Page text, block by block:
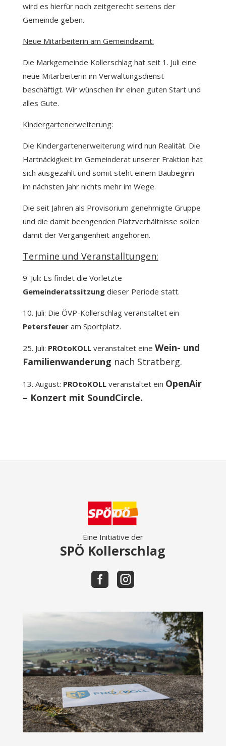
wird es hierfür noch zeitgerecht seitens der
Gemeinde geben.
Neue Mitarbeiterin am Gemeindeamt:
Die Markgemeinde Kollerschlag hat seit 1. Juli eine
neue Mitarbeiterin im Verwaltungsdienst
beschäftigt. Wir wünschen ihr einen guten Start und
alles Gute.
Kindergartenerweiterung:
Die Kindergartenerweiterung wird nun Realität. Die
Hartnäckigkeit im Gemeinderat unserer Fraktion hat
sich ausgezahlt und somit steht einem Baubeginn
im nächsten Jahr nichts mehr im Wege.
Die seit Jahren als Provisorium genehmigte Gruppe
und die damit beengenden Platzverhältnisse sollen
damit der Vergangenheit angehören.
Termine und Veranstalltungen:
9. Juli: Es findet die Vorletzte
Gemeinderatssitzungdieser Periode statt.
10. Juli: Die ÖVP-Kollerschlag veranstaltet ein
Petersfeueram Sportplatz.
25. Juli: PROtoKOLLveranstaltet eine Wein- und
Familienwanderung nach Stratberg.
13. August: PROtoKOLLveranstaltet ein OpenAir
– Konzert mit SoundCircle.
Eine Initiative der
SPÖ Kollerschlag
 